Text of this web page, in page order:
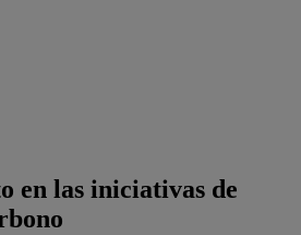
en las iniciativas de